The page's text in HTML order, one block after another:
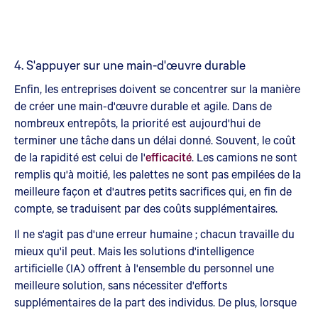
4. S'appuyer sur une main-d'œuvre durable
Enfin, les entreprises doivent se concentrer sur la manière
de créer une main-d'œuvre durable et agile. Dans de
nombreux entrepôts, la priorité est aujourd'hui de
terminer une tâche dans un délai donné. Souvent, le coût
de la rapidité est celui de l'efficacité. Les camions ne sont
remplis qu'à moitié, les palettes ne sont pas empilées de la
meilleure façon et d'autres petits sacrifices qui, en fin de
compte, se traduisent par des coûts supplémentaires.
Il ne s'agit pas d'une erreur humaine ; chacun travaille du
mieux qu'il peut. Mais les solutions d'intelligence
artificielle (IA) offrent à l'ensemble du personnel une
meilleure solution, sans nécessiter d'efforts
supplémentaires de la part des individus. De plus, lorsque